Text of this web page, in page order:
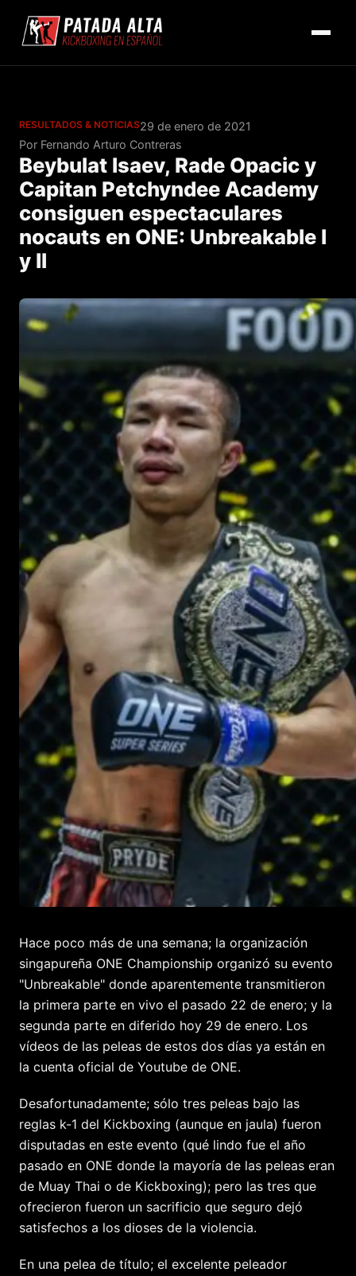
RESULTADOS & NOTICIAS29 de enero de 2021
Por Fernando Arturo Contreras
Beybulat Isaev, Rade Opacic y
Capitan Petchyndee Academy
consiguen espectaculares
nocauts en ONE: Unbreakable I
y II
Hace poco más de una semana; la organización
singapureña ONE Championship organizó su evento
"Unbreakable" donde aparentemente transmitieron
la primera parte en vivo el pasado 22 de enero; y la
segunda parte en diferido hoy 29 de enero. Los
vídeos de las peleas de estos dos días ya están en
la cuenta oficial de Youtube de ONE.
Desafortunadamente; sólo tres peleas bajo las
reglas k-1 del Kickboxing (aunque en jaula) fueron
disputadas en este evento (qué lindo fue el año
pasado en ONE donde la mayoría de las peleas eran
de Muay Thai o de Kickboxing); pero las tres que
ofrecieron fueron un sacrificio que seguro dejó
satisfechos a los dioses de la violencia.
En una pelea de título; el excelente peleador